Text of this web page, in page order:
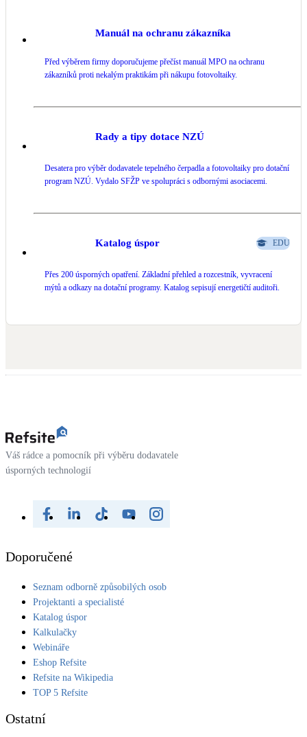
Manuál na ochranu zákazníka
Před výběrem firmy doporučujeme přečíst manuál MPO na ochranu
zákazníků proti nekalým praktikám při nákupu fotovoltaiky.
Rady a tipy dotace NZÚ
Desatera pro výběr dodavatele tepelného čerpadla a fotovoltaiky pro dotační
program NZÚ. Vydalo SFŽP ve spolupráci s odbornými asociacemi.
Katalog úspor EDU
Přes 200 úsporných opatření. Základní přehled a rozcestník, vyvracení
mýtů a odkazy na dotační programy. Katalog sepisují energetičtí auditoři.
Váš rádce a pomocník při výběru dodavatele
úsporných technologií
Doporučené
Seznam odborně způsobilých osob
Projektanti a specialisté
Katalog úspor
Kalkulačky
Webináře
Eshop Refsite
Refsite na Wikipedia
TOP 5 Refsite
Ostatní